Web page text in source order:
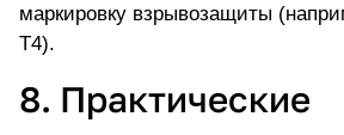
маркировку взрывозащиты
T4).
8. Практические